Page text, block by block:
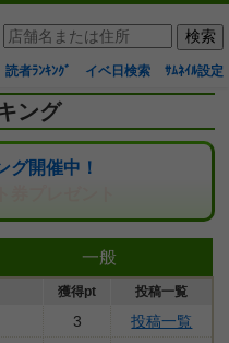
読者ﾗﾝｷﾝｸﾞ イベ日検索 ｻﾑﾈｲﾙ設定
ング
グ開催中！
一般
獲得pt 投稿一覧
3
投稿一覧